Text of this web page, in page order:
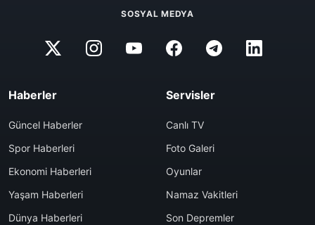
SOSYAL MEDYA
Haberler
Güncel Haberler
Spor Haberleri
Ekonomi Haberleri
Yaşam Haberleri
Dünya Haberleri
Servisler
Canlı TV
Foto Galeri
Oyunlar
Namaz Vakitleri
Son Depremler